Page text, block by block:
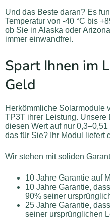
Und das Beste daran? Es
Temperatur von -40 °C bis
ob Sie in Alaska oder
immer einwandfrei.
Spart Ihnen im
Geld
Herkömmliche Solarmodule
TP3T ihrer Leistung.
diesen Wert auf nur
das für Sie? Ihr Modul liefert
Wir stehen mit soliden
10 Jahre Garantie auf
10 Jahre Garantie,
90% seiner
25 Jahre Garantie,
seiner ursprünglichen